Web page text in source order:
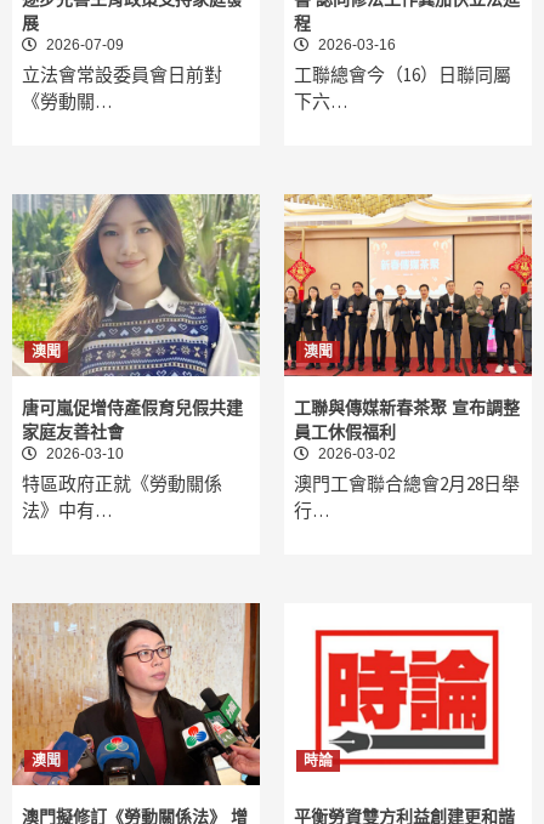
展
2026-07-09
立法會常設委員會日前對
《勞動關…
程
2026-03-16
工聯總會今（16）日聯同屬
下六…
澳聞
唐可嵐促增侍產假育兒假共建
家庭友善社會
2026-03-10
特區政府正就《勞動關係
法》中有…
澳聞
工聯與傳媒新春茶聚 宣布調整
員工休假福利
2026-03-02
澳門工會聯合總會2月28日舉
行…
澳聞
澳門擬修訂《勞動關係法》 增
時論
平衡勞資雙方利益創建更和諧